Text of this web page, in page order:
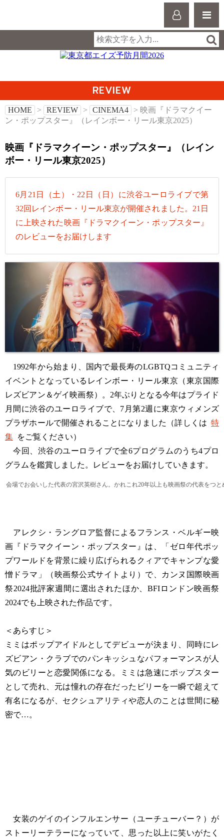
REVIEW
HOME > REVIEW > CINEMA4
> 映画『ドラマクイー
ン・ポップスター』（レインボー・リール東京2025）
映画『ドラマクイーン・ポップスター』（レイン
ボー・リール東京2025）
6月21日（土）・22日（日）に渋谷ユーロライブで第
32回レインボー・リール東京が開催されました。21日
に上映された映画『ドラマクイーン・ポップスター』
のレビューをお届けします
1992年から始まり、国内で最長寿のLGBTQコミュニティ
イベントとなっているレインボー・リール東京（東京国際
レズビアン＆ゲイ映画祭）。2年ぶりとなる今年はプライド
月間に渋谷のユーロライブで、7月第2週に東京ウィメンズ
プラザホールで開催されることになりました（詳しくは 特
集 をご覧ください）
今回、渋谷のユーロライブで全6プログラムのうち4プロ
グラムを鑑賞しました。レビューをお届けしていきます。
会場でお会いした代表の宮沢英樹さん。かれこれ20年以上も映画祭の代表をつ
アレクシ・ラングロア監督によるフランス・ベルギー映
画『ドラマクイーン・ポップスター』は、「ゼロ年代ポッ
プワールドを背景に繰り広げられるクィアでキャンプな愛
憎ドラマ」（映画祭公式サイトより）で、カンヌ国際映画
祭2024批評家週間に選出されたほか、BFIロンドン映画祭
2024でも上映された作品です。
＜あらすじ＞
ミミはポップアイドルとしてデビューが決まり、同時にレ
ズビアン・クラブでのパンキッシュなパフォーマンスが人
気のビリーと恋愛関係になる。ミミは急速にポップスター
として売れ、元は憧れの存在だったビリーを一瞬で超えて
有名になるが、セクシュアリティや恋人のことは世間に秘
密で…。
女装のゲイのインフルエンサー（ユーチューバー？）が
ストーリーテラーになっていて、思った以上に笑いがたく